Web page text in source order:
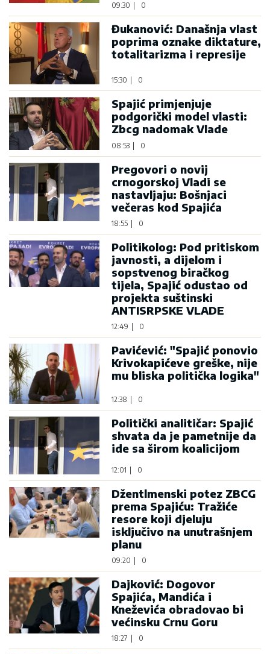
09:30 0
Đukanović: Današnja vlast
poprima oznake diktature,
totalitarizma i represije
15:30 0
Spajić primjenjuje
podgorički model vlasti:
Zbcg nadomak Vlade
08:53 0
Pregovori o novij
crnogorskoj Vladi se
nastavljaju: Bošnjaci
večeras kod Spajića
18:55 0
Politikolog: Pod pritiskom
javnosti, a dijelom i
sopstvenog biračkog
tijela, Spajić odustao od
projekta suštinski
ANTISRPSKE VLADE
12:49 0
Pavićević: "Spajić ponovio
Krivokapićeve greške, nije
mu bliska politička logika"
12:38 0
Politički analitičar: Spajić
shvata da je pametnije da
ide sa širom koalicijom
12:01 0
Džentlmenski potez ZBCG
prema Spajiću: Tražiće
resore koji djeluju
isključivo na unutrašnjem
planu
09:20 0
Dajković: Dogovor
Spajića, Mandića i
Kneževića obradovao bi
većinsku Crnu Goru
18:27 0